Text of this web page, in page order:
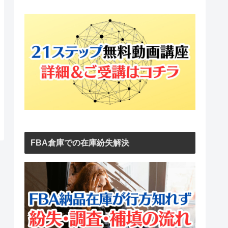
FBA倉庫での在庫紛失解決